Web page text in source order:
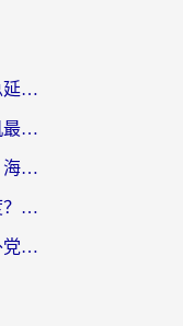
海外玩反恐精英：全球攻势总延迟？从瑞典玩神武4到外国玩黎明觉醒，选对加速器才是关键！
玩决战！平安京用苹果几手机最好？海外党必看的设备+加速器双攻略
印度尼西亚怎么玩我的勇者？海外党国服游戏加速避坑指南（附实况五行师解决方案）
瑞典怎么玩奥比岛：梦想国度？海外党亲测有效的国服游戏加速全攻略
意大利怎么玩神雕侠侣？海外党国服游戏加速终极指南（附欧洲玩王者王国保卫战4不卡技巧）